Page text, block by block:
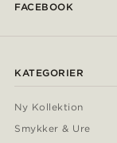
FACEBOOK
KATEGORIER
Ny Kollektion
Smykker & Ure